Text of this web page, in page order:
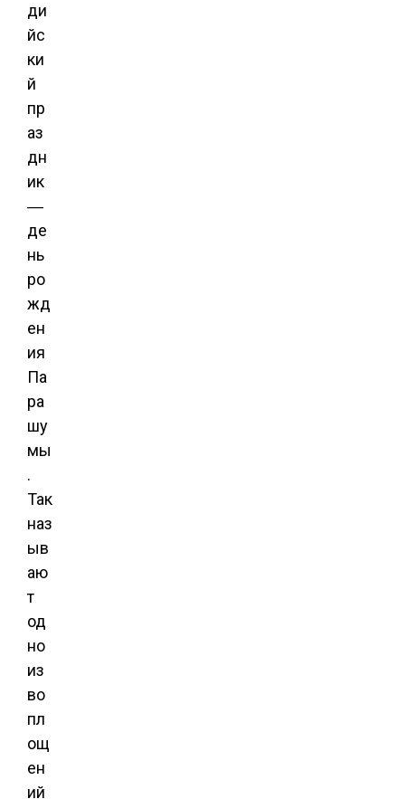
ди
йс
ки
й
пр
аз
дн
ик
―
де
нь
ро
жд
ен
ия
Па
ра
шу
мы
.
Так
наз
ыв
аю
т
од
но
из
во
пл
ощ
ен
ий